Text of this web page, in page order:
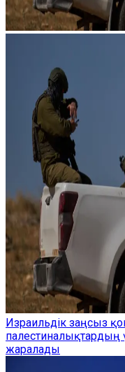
Израильдік заңсыз
палестиналықтардың
жаралады